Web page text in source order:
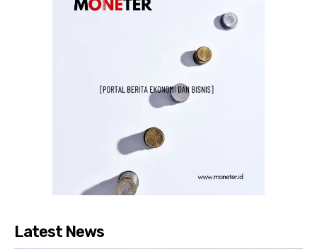
Latest News